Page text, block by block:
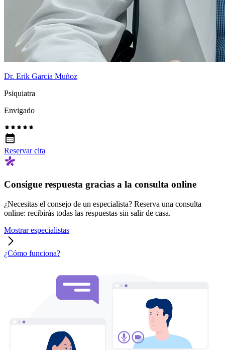
Dr. Erik Garcia Muñoz
Psiquiatra
Envigado
Reservar cita
Consigue respuesta gracias a la consulta online
¿Necesitas el consejo de un especialista? Reserva una consulta
online: recibirás todas las respuestas sin salir de casa.
Mostrar especialistas
¿Cómo funciona?